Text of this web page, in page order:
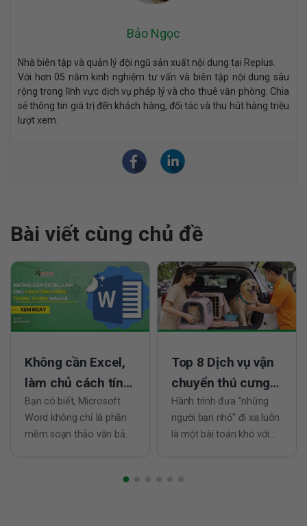
Bảo Ngọc
Nhà biên tập và quản lý đội ngũ sản xuất nội dung tại Replus.
Với hơn 05 năm kinh nghiệm tư vấn và biên tập nội dung sâu
rộng trong lĩnh vực dịch vụ pháp lý và cho thuê văn phòng. Chia
sẻ thông tin giá trị đến khách hàng, đối tác và thu hút hàng triệu
lượt xem.
Bài viết cùng chủ đề
Không cần Excel,
làm chủ cách tính
tổng trong Word
mau lẹ
Bạn có biết, Microsoft
Word không chỉ là phần
mềm soạn thảo văn bản
Top 8 Dịch vụ vận
chuyển thú cưng
tại TPHCM đáng
tin nhất
Hành trình đưa "những
người bạn nhỏ" đi xa luôn
là một bài toán khó với